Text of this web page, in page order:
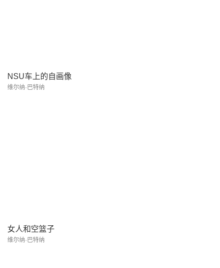
NSU车上的自画像
维尔纳·巴特纳
女人和空篮子
维尔纳·巴特纳